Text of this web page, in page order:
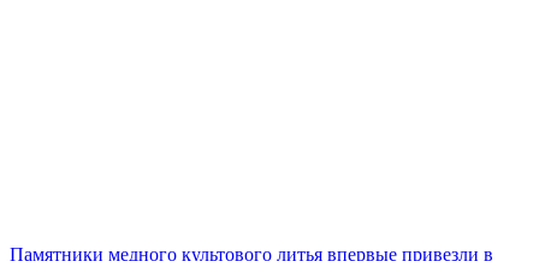
Памятники медного культового литья впервые привезли в